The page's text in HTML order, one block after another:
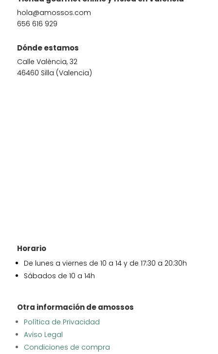
hola@amossos.com
656 616 929
Dónde estamos
Calle València, 32
46460 Silla (Valencia)
Horario
De lunes a viernes de 10 a 14 y de 17:30 a 20:30h
Sábados de 10 a 14h
Otra información de amossos
Política de Privacidad
Aviso Legal
Condiciones de compra